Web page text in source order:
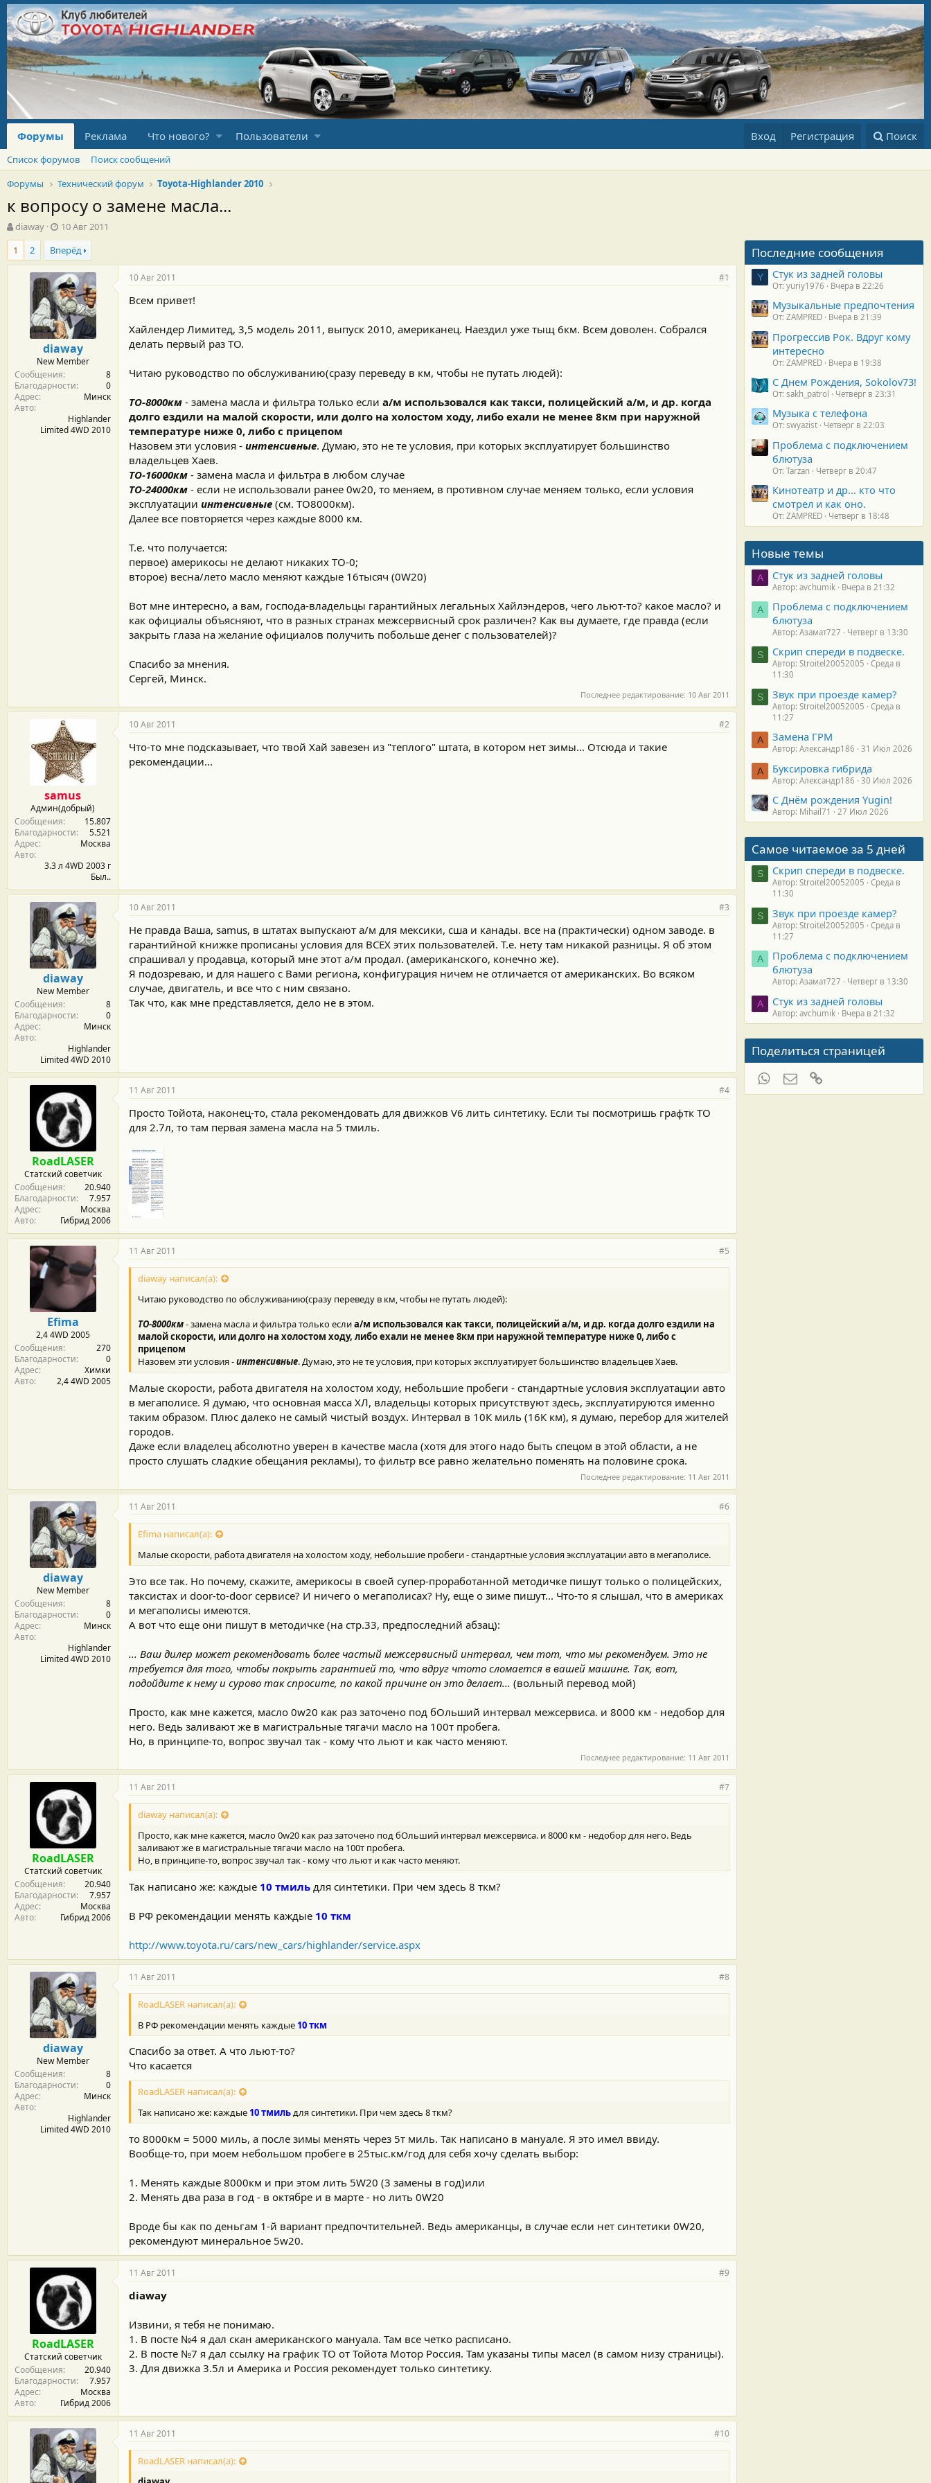
Форумы Реклама Что нового? Пользователи Вход Регистрация Поиск
Список форумов
Поиск сообщений
Форумы
Технический форум Toyota-Highlander 2010
к вопросу о замене масла...
А
в
т
о
diaway
Д
а
т
а
н
а
ч
а
л
а
10 Авг 2011
1
2 Вперёд
diaway
New Member
Сообщения
8
Благодарности
0
Адрес
Минск
Авто
Highlander
Limited 4WD 2010
10 Авг 2011 #1
Всем привет!
Хайлендер Лимитед, 3,5 модель 2011, выпуск 2010, американец. Наездил уже тыщ 6км. Всем доволен. Собрался
делать первый раз ТО.
Читаю руководство по обслуживанию(сразу переведу в км, чтобы не путать людей):
ТО-8000км - замена масла и фильтра только если а/м использовался как такси, полицейский а/м, и др. когда
долго ездили на малой скорости, или долго на холостом ходу, либо ехали не менее 8км при наружной
температуре ниже 0, либо с прицепом
Назовем эти условия - интенсивные. Думаю, это не те условия, при которых эксплуатирует большинство
владельцев Хаев.
ТО-16000км - замена масла и фильтра в любом случае
ТО-24000км - если не использовали ранее 0w20, то меняем, в противном случае меняем только, если условия
эксплуатации интенсивные (см. ТО8000км).
Далее все повторяется через каждые 8000 км.
Т.е. что получается:
первое) америкосы не делают никаких ТО-0;
второе) весна/лето масло меняют каждые 16тысяч (0W20)
Вот мне интересно, а вам, господа-владельцы гарантийных легальных Хайлэндеров, чего льют-то? какое масло? и
как официалы объясняют, что в разных странах межсервисный срок различен? Как вы думаете, где правда (если
закрыть глаза на желание официалов получить побольше денег с пользователей)?
Спасибо за мнения.
Сергей, Минск.
Последнее редактирование: 10 Авг 2011
samus
Админ(добрый)
Сообщения
15.807
Благодарности
5.521
Адрес
Москва
Авто
3.3 л 4WD 2003 г
Был..
10 Авг 2011 #2
Что-то мне подсказывает, что твой Хай завезен из "теплого" штата, в котором нет зимы... Отсюда и такие
рекомендации...
diaway
New Member
Сообщения
8
Благодарности
0
Адрес
Минск
Авто
Highlander
Limited 4WD 2010
10 Авг 2011 #3
Не правда Ваша, samus, в штатах выпускают а/м для мексики, сша и канады. все на (практически) одном заводе. в
гарантийной книжке прописаны условия для ВСЕХ этих пользователей. Т.е. нету там никакой разницы. Я об этом
спрашивал у продавца, который мне этот а/м продал. (американского, конечно же).
Я подозреваю, и для нашего с Вами региона, конфигурация ничем не отличается от американских. Во всяком
случае, двигатель, и все что с ним связано.
Так что, как мне представляется, дело не в этом.
RoadLASER
Статский советчик
Сообщения
20.940
Благодарности
7.957
Адрес
Москва
Авто
Гибрид 2006
11 Авг 2011 #4
Просто Тойота, наконец-то, стала рекомендовать для движков V6 лить синтетику. Если ты посмотришь графтк ТО
для 2.7л, то там первая замена масла на 5 тмиль.
Efima
2,4 4WD 2005
Сообщения
270
Благодарности
0
Адрес
Химки
Авто
2,4 4WD 2005
11 Авг 2011 #5
diaway написал(а):
Читаю руководство по обслуживанию(сразу переведу в км, чтобы не путать людей):
ТО-8000км- замена масла и фильтра только еслиа/м использовался как такси, полицейский а/м, и др. когда долго ездили на
малой скорости, или долго на холостом ходу, либо ехали не менее 8км при наружной температуре ниже 0, либо с
прицепом
Назовем эти условия -интенсивные. Думаю, это не те условия, при которых эксплуатирует большинство владельцев Хаев.
Малые скорости, работа двигателя на холостом ходу, небольшие пробеги - стандартные условия эксплуатации авто
в мегаполисе. Я думаю, что основная масса ХЛ, владельцы которых присутствуют здесь, эксплуатируются именно
таким образом. Плюс далеко не самый чистый воздух. Интервал в 10К миль (16К км), я думаю, перебор для жителей
городов.
Даже если владелец абсолютно уверен в качестве масла (хотя для этого надо быть спецом в этой области, а не
просто слушать сладкие обещания рекламы), то фильтр все равно желательно поменять на половине срока.
Последнее редактирование: 11 Авг 2011
diaway
New Member
Сообщения
8
Благодарности
0
Адрес
Минск
Авто
Highlander
Limited 4WD 2010
11 Авг 2011 #6
Efima написал(а):
Малые скорости, работа двигателя на холостом ходу, небольшие пробеги - стандартные условия эксплуатации авто в мегаполисе.
Это все так. Но почему, скажите, америкосы в своей супер-проработанной методичке пишут только о полицейских,
таксистах и door-to-door сервисе? И ничего о мегаполисах? Ну, еще о зиме пишут... Что-то я слышал, что в америках
и мегаполисы имеются.
А вот что еще они пишут в методичке (на стр.33, предпоследний абзац):
... Ваш дилер может рекомендовать более частый межсервисный интервал, чем тот, что мы рекомендуем. Это не
требуется для того, чтобы покрыть гарантией то, что вдруг чтото сломается в вашей машине. Так, вот,
подойдите к нему и сурово так спросите, по какой причине он это делает... (вольный перевод мой)
Просто, как мне кажется, масло 0w20 как раз заточено под бОльший интервал межсервиса. и 8000 км - недобор для
него. Ведь заливают же в магистральные тягачи масло на 100т пробега.
Но, в принципе-то, вопрос звучал так - кому что льют и как часто меняют.
Последнее редактирование: 11 Авг 2011
RoadLASER
Статский советчик
Сообщения
20.940
Благодарности
7.957
Адрес
Москва
Авто
Гибрид 2006
11 Авг 2011 #7
diaway написал(а):
Просто, как мне кажется, масло 0w20 как раз заточено под бОльший интервал межсервиса. и 8000 км - недобор для него. Ведь
заливают же в магистральные тягачи масло на 100т пробега.
Но, в принципе-то, вопрос звучал так - кому что льют и как часто меняют.
Так написано же: каждые 10 тмиль для синтетики. При чем здесь 8 ткм?
В РФ рекомендации менять каждые 10 ткм
http://www.toyota.ru/cars/new_cars/highlander/service.aspx
diaway
New Member
Сообщения
8
Благодарности
0
Адрес
Минск
Авто
Highlander
Limited 4WD 2010
11 Авг 2011 #8
RoadLASER написал(а):
В РФ рекомендации менять каждые 10 ткм
Спасибо за ответ. А что льют-то?
Что касается
RoadLASER написал(а):
Так написано же: каждые 10 тмильдля синтетики. При чем здесь 8 ткм?
то 8000км = 5000 миль, а после зимы менять через 5т миль. Так написано в мануале. Я это имел ввиду.
Вообще-то, при моем небольшом пробеге в 25тыс.км/год для себя хочу сделать выбор:
1. Менять каждые 8000км и при этом лить 5W20 (3 замены в год)или
2. Менять два раза в год - в октябре и в марте - но лить 0W20
Вроде бы как по деньгам 1-й вариант предпочтительней. Ведь американцы, в случае если нет синтетики 0W20,
рекомендуют минеральное 5w20.
RoadLASER
Статский советчик
Сообщения
20.940
Благодарности
7.957
Адрес
Москва
Авто
Гибрид 2006
11 Авг 2011 #9
diaway
Извини, я тебя не понимаю.
1. В посте №4 я дал скан американского мануала. Там все четко расписано.
2. В посте №7 я дал ссылку на график ТО от Тойота Мотор Россия. Там указаны типы масел (в самом низу страницы).
3. Для движка 3.5л и Америка и Россия рекомендует только синтетику.
11 Авг 2011 #10
RoadLASER написал(а):
Последние сообщения
Y Стук из задней головы
От: yuriy1976 Вчера в 22:26
Музыкальные предпочтения
От: ZAMPRED Вчера в 21:39
Прогрессив Рок. Вдруг кому
интересно
От: ZAMPRED Вчера в 19:38
С Днем Рождения, Sokolov73!
От: sakh_patrol Четверг в 23:31
Музыка с телефона
От: swyazist Четверг в 22:03
Проблема с подключением
блютуза
От: Tarzan Четверг в 20:47
Кинотеатр и др... кто что
смотрел и как оно.
От: ZAMPRED Четверг в 18:48
Новые темы
A Стук из задней головы
Автор: avchumik Вчера в 21:32
А
Проблема с подключением
блютуза
Автор: Азамат727 Четверг в 13:30
S Скрип спереди в подвеске.
Автор: Stroitel20052005
Среда в
11:30
S Звук при проезде камер?
Автор: Stroitel20052005
Среда в
11:27
А Замена ГРМ
Автор: Александр186 31 Июл 2026
А Буксировка гибрида
Автор: Александр186 30 Июл 2026
С Днём рождения Yugin!
Автор: Mihail71 27 Июл 2026
Самое читаемое за 5 дней
S Скрип спереди в подвеске.
Автор: Stroitel20052005
Среда в
11:30
S Звук при проезде камер?
Автор: Stroitel20052005
Среда в
11:27
А
Проблема с подключением
блютуза
Автор: Азамат727 Четверг в 13:30
A Стук из задней головы
Автор: avchumik Вчера в 21:32
Поделиться страницей
WhatsAppЭлектронная почта